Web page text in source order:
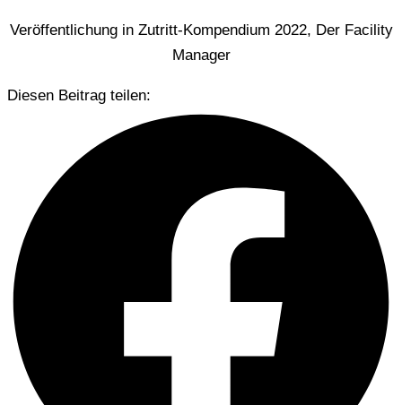
Veröffentlichung in Zutritt-Kompendium 2022, Der Facility
Manager
Diesen Beitrag teilen: